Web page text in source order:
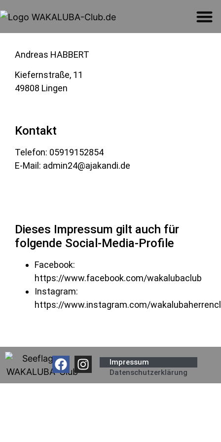
Andreas HABBERT
Kiefernstraße, 11
49808 Lingen
Kontakt
Telefon: 05919152854
E-Mail: admin24@ajakandi.de
Dieses Impressum gilt auch für
folgende Social-Media-Profile
Facebook:
https://www.facebook.com/wakalubaclub
Instagram:
https://www.instagram.com/
Impressum
Datenschutzerklärung